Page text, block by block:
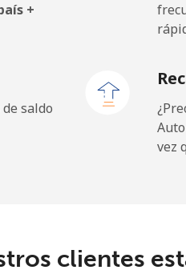
333
+
saldo
vez
clientes